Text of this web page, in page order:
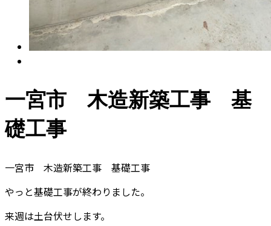
一宮市 木造新築工事 基
礎工事
一宮市 木造新築工事 基礎工事
やっと基礎工事が終わりました。
来週は土台伏せします。